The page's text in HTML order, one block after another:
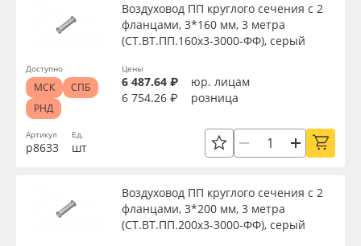
Артикул
р8633
Воздуховод ПП круглого сечения с 2
фланцами, 3*160 мм, 3 метра
(СТ.ВТ.ПП.160х3-3000-ФФ), серый
Ед.
шт
Цены
6 487.64 ₽
юр. лицам
6 754.26 ₽
розница
Доступно
МСК
СПБ
РНД
Воздуховод ПП круглого сечения с 2
фланцами, 3*200 мм, 3 метра
(СТ.ВТ.ПП.200х3-3000-ФФ), серый